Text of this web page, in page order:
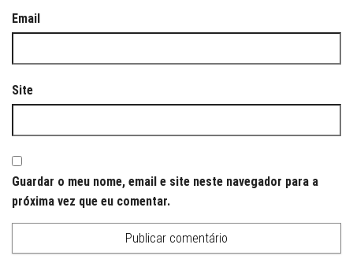
Email
Site
Guardar o meu nome, email e site neste navegador para a
próxima vez que eu comentar.